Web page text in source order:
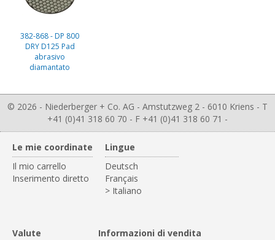
382-868 - DP 800
DRY D125 Pad
abrasivo
diamantato
© 2026 - Niederberger + Co. AG - Amstutzweg 2 - 6010 Kriens - T
+41 (0)41 318 60 70 - F +41 (0)41 318 60 71 -
Le mie coordinate
Il mio carrello
Inserimento diretto
Lingue
Deutsch
Français
> Italiano
Valute Informazioni di vendita